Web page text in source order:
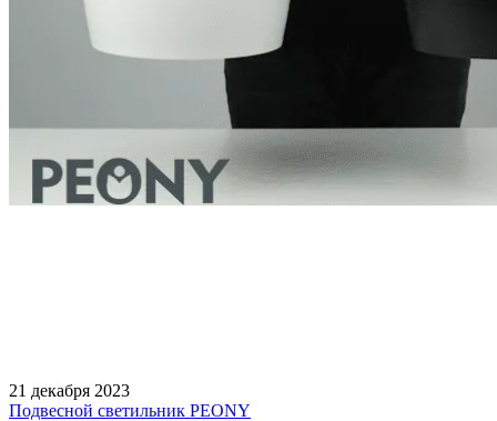
21 декабря 2023
Подвесной светильник PEONY